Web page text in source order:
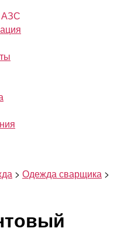
АЗС
> Одежда сварщика >